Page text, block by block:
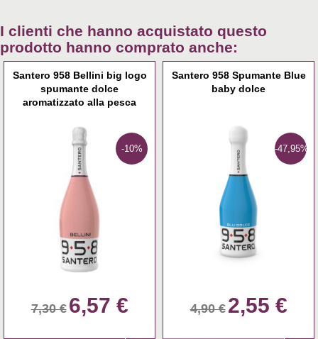
I clienti che hanno acquistato questo
prodotto hanno comprato anche:
Santero 958 Bellini big logo
spumante dolce
aromatizzato alla pesca
-10%
7,30 € 6,57 €
Santero 958 Spumante Blue
baby dolce
-47,95%
4,90 € 2,55 €